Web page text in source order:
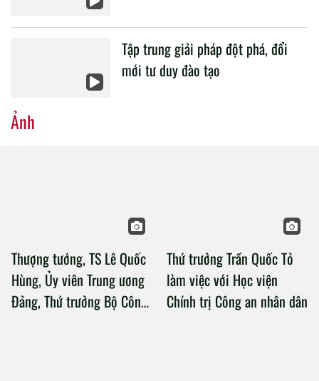
Tập trung giải pháp đột phá, đổi
mới tư duy đào tạo
Ảnh
Thượng tướng, TS Lê Quốc
Hùng, Ủy viên Trung ương
Đảng, Thứ trưởng Bộ Công
Thứ trưởng Trần Quốc Tỏ
làm việc với Học viện
Chính trị Công an nhân dân